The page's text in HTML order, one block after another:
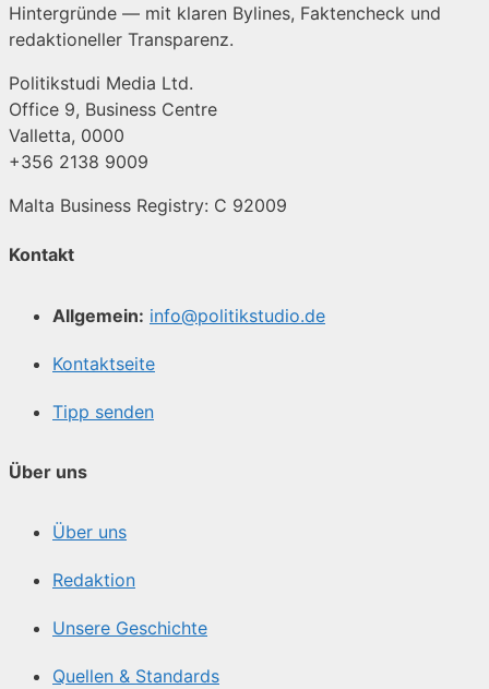
Hintergründe — mit klaren Bylines, Faktencheck und
redaktioneller Transparenz.
Politikstudi Media Ltd.
Office 9, Business Centre
Valletta, 0000
+356 2138 9009
Malta Business Registry: C 92009
Kontakt
Allgemein: info@politikstudio.de
Kontaktseite
Tipp senden
Über uns
Über uns
Redaktion
Unsere Geschichte
Quellen & Standards